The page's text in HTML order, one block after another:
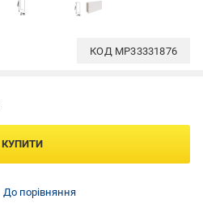
КОД MP33331876
КУПИТИ
До порівняння